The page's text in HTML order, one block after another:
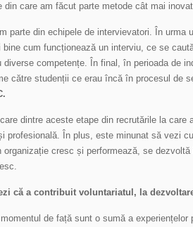
din care am făcut parte metode cât mai
parte din echipele de intervievatori. În urma
bine cum funcționează un interviu, ce se
diverse competențe. În final, în perioada de
către studenții ce erau încă în procesul de
dintre aceste etape din recrutările la
profesională. În plus, este minunat să vezi
organizație cresc și performează, se
că a contribuit voluntariatul, la
de față sunt o sumă a